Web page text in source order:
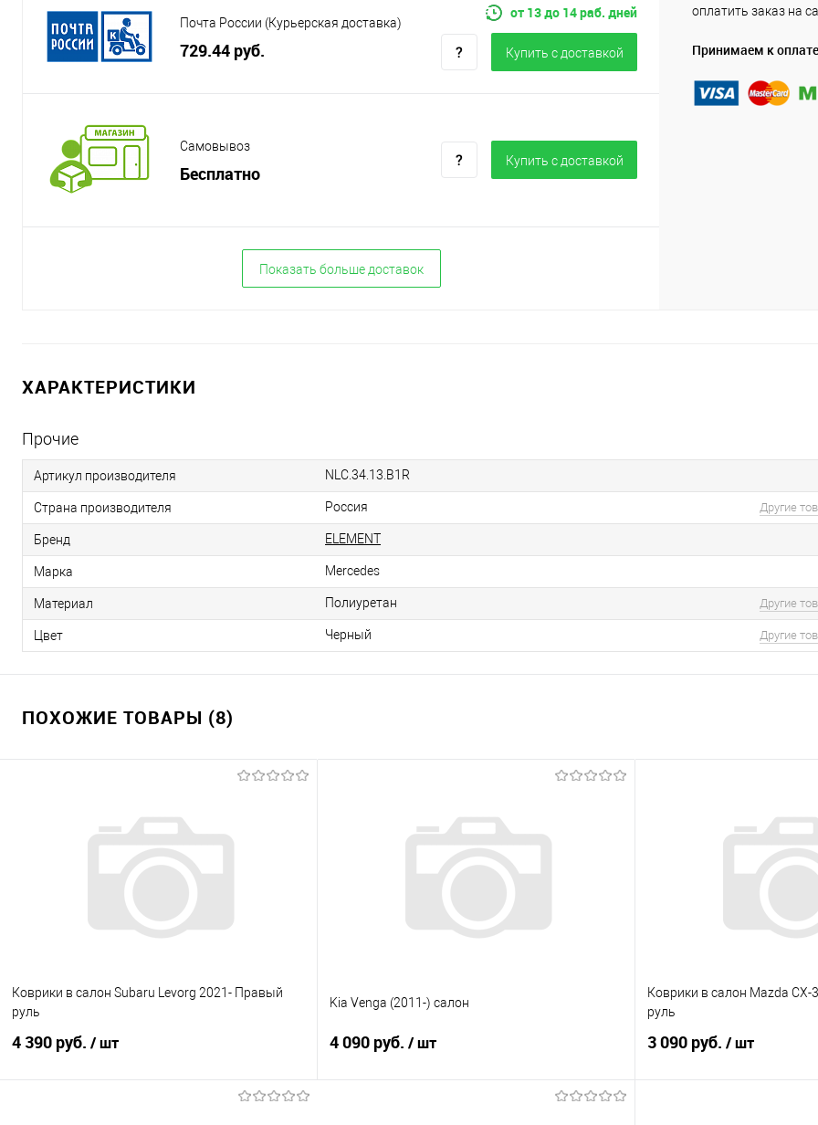
Почта России (Курьерская доставка)
729.44 руб.
от 13 до 14 раб. дней
Купить c доставкой
Самовывоз
Бесплатно
Купить c доставкой
Показать больше доставок
оплатить заказ на
Принимаем к оплате
ХАРАКТЕРИСТИКИ
Прочие
Артикул производителя NLC.34.13.B1R
Страна производителя Россия Другие
Бренд ELEMENT
Марка Mercedes
Материал Полиуретан Другие
Цвет Черный Другие
ПОХОЖИЕ ТОВАРЫ (8)
Коврики в салон Subaru Levorg 2021- Правый
руль
4 390 руб. / шт
Kia Venga (2011-) салон
4 090 руб. / шт
Коврики в салон Mazda
руль
3 090 руб. / шт